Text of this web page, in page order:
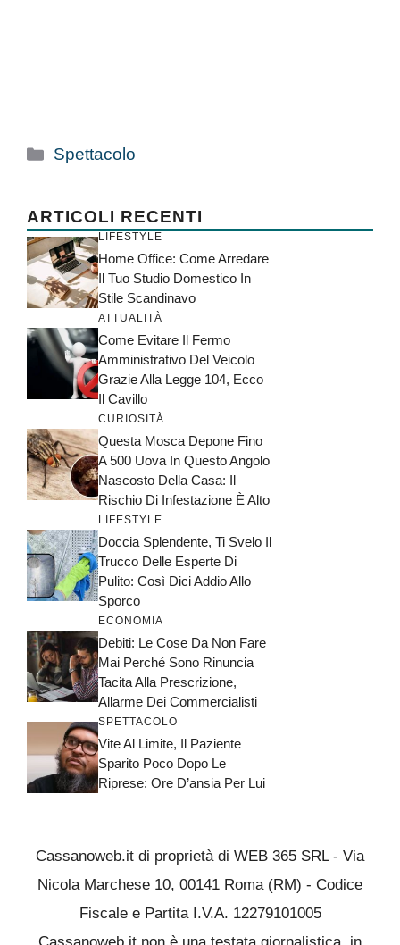
Categorie
Spettacolo
ARTICOLI RECENTI
LIFESTYLE
Home Office: Come Arredare
Il Tuo Studio Domestico In
Stile Scandinavo
ATTUALITÀ
Come Evitare Il Fermo
Amministrativo Del Veicolo
Grazie Alla Legge 104, Ecco
Il Cavillo
CURIOSITÀ
Questa Mosca Depone Fino
A 500 Uova In Questo Angolo
Nascosto Della Casa: Il
Rischio Di Infestazione È Alto
LIFESTYLE
Doccia Splendente, Ti Svelo Il
Trucco Delle Esperte Di
Pulito: Così Dici Addio Allo
Sporco
ECONOMIA
Debiti: Le Cose Da Non Fare
Mai Perché Sono Rinuncia
Tacita Alla Prescrizione,
Allarme Dei Commercialisti
SPETTACOLO
Vite Al Limite, Il Paziente
Sparito Poco Dopo Le
Riprese: Ore D’ansia Per Lui
Cassanoweb.it di proprietà di WEB 365 SRL - Via
Nicola Marchese 10, 00141 Roma (RM) - Codice
Fiscale e Partita I.V.A. 12279101005